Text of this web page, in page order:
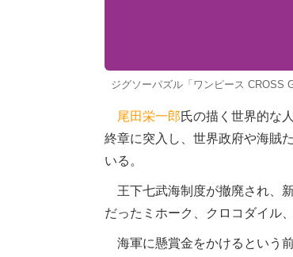
ジグソーパズル「ワンピース CROSS
尾田栄一郎氏の描く世界的な
終章に突入し、世界政府や海賊
いる。
王下七武海制度が撤廃され、
だったミホーク、クロコダイル
海軍に懸賞金をかけるという